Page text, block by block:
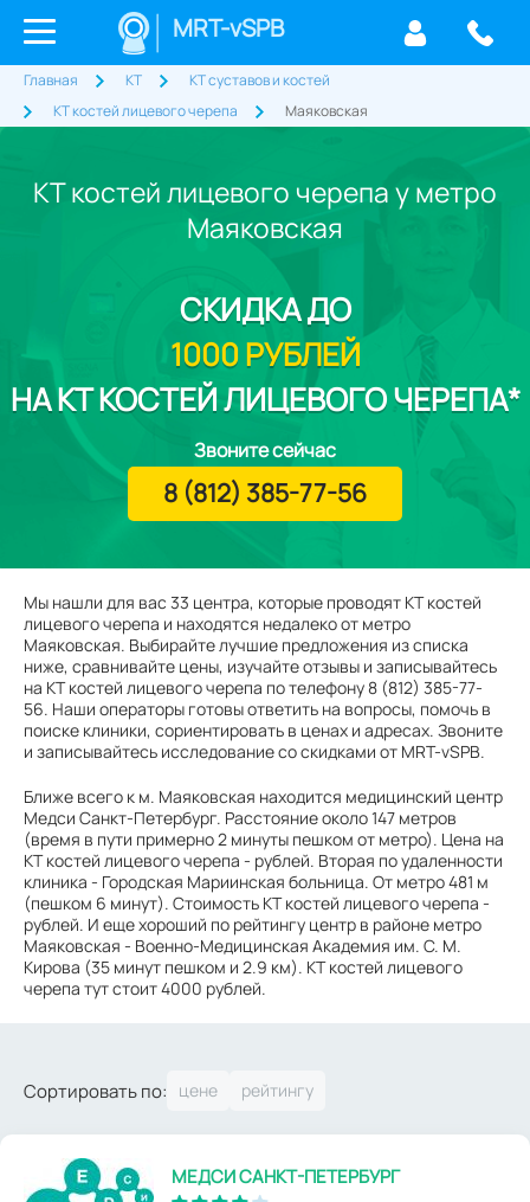
MRT-vSPB
Главная КТ
КТ суставов и костей
КТ костей лицевого черепа
Маяковская
КТ костей лицевого черепа у метро
Маяковская
Мы нашли для вас 33 центра, которые проводят КТ костей
лицевого черепа и находятся недалеко от метро
Маяковская. Выбирайте лучшие предложения из списка
ниже, сравнивайте цены, изучайте отзывы и записывайтесь
на КТ костей лицевого черепа по телефону 8 (812) 385-77-
56. Наши операторы готовы ответить на вопросы, помочь в
поиске клиники, сориентировать в ценах и адресах. Звоните
и записывайтесь исследование со скидками от MRT-vSPB.
Ближе всего к м. Маяковская находится медицинский центр
Медси Санкт-Петербург. Расстояние около 147 метров
(время в пути примерно 2 минуты пешком от метро). Цена на
КТ костей лицевого черепа - рублей. Вторая по удаленности
клиника - Городская Мариинская больница. От метро 481 м
(пешком 6 минут). Стоимость КТ костей лицевого черепа -
рублей. И еще хороший по рейтингу центр в районе метро
Маяковская - Военно-Медицинская Академия им. С. М.
Кирова (35 минут пешком и 2.9 км). КТ костей лицевого
черепа тут стоит 4000 рублей.
СКИДКАДО
1000 РУБЛЕЙ
НА КТ КОСТЕЙ ЛИЦЕВОГО ЧЕРЕПА*
Звоните сейчас
8 (812) 385-77-56
Сортировать по:
МЕДСИ САНКТ-ПЕТЕРБУРГ